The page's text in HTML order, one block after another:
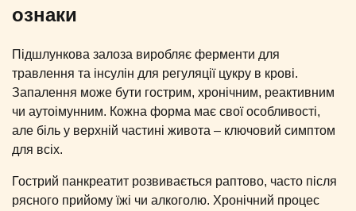
ознаки
Підшлункова залоза виробляє ферменти для
травлення та інсулін для регуляції цукру в крові.
Запалення може бути гострим, хронічним, реактивним
чи аутоімунним. Кожна форма має свої особливості,
але біль у верхній частині живота – ключовий симптом
для всіх.
Гострий панкреатит розвивається раптово, часто після
рясного прийому їжі чи алкоголю. Хронічний процес